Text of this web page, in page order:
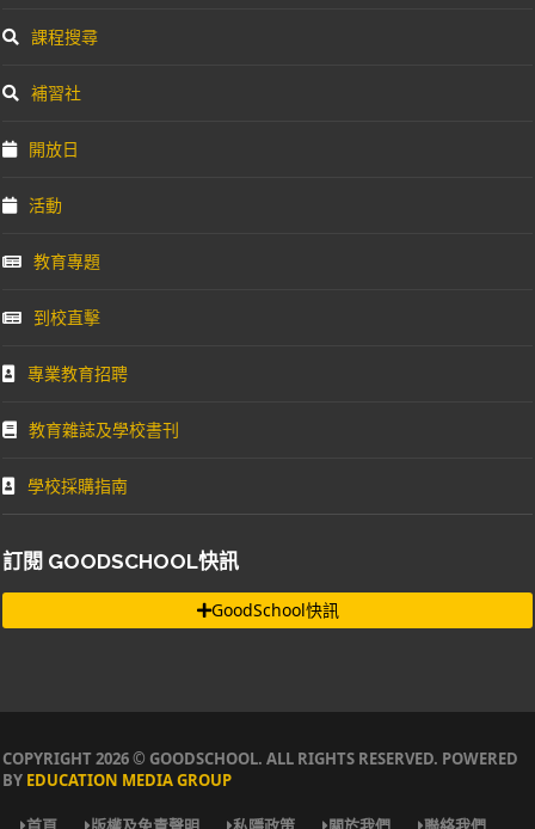
課程搜尋
補習社
開放日
活動
教育專題
到校直擊
專業教育招聘
教育雜誌及學校書刊
學校採購指南
訂閱 GOODSCHOOL快訊
GoodSchool快訊
COPYRIGHT 2026 © GOODSCHOOL. ALL RIGHTS RESERVED. POWERED
BY EDUCATION MEDIA GROUP